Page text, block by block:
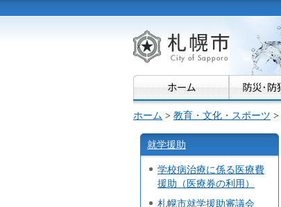
札幌市
ホーム > 教育・文化・スポーツ >
就学援助
学校病治療に係る医療費
援助（医療券の利用）
札幌市就学援助審議会